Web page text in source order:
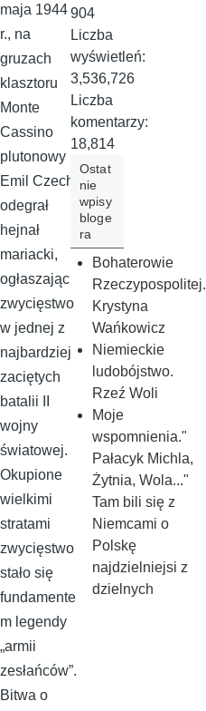
maja 1944
r., na
gruzach
klasztoru
Monte
Cassino
plutonowy
Emil Czech
odegrał
hejnał
mariacki,
ogłaszając
zwycięstwo
w jednej z
najbardziej
zaciętych
batalii II
wojny
światowej.
Okupione
wielkimi
stratami
zwycięstwo
stało się
fundamente
m legendy
„armii
zesłańców”.
Bitwa o
904
Liczba
wyświetleń:
3,536,726
Liczba
komentarzy:
18,814
Ostat
nie
wpisy
bloge
ra
Bohaterowie
Rzeczypospolitej.
Krystyna
Wańkowicz
Niemieckie
ludobójstwo.
Rzeź Woli
Moje
wspomnienia."
Pałacyk Michla,
Żytnia, Wola..."
Tam bili się z
Niemcami o
Polskę
najdzielniejsi z
dzielnych